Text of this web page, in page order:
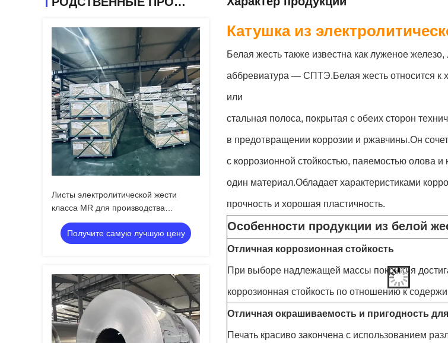
Листы электролитической жести
класса MR для производства
консервных банок
Получите самую лучшую цену
Катушка из
Белая жесть также известна как луженое
аббревиатура — СПТЭ.Белая жесть относится к
или
стальная полоса, покрытая с обеих сторон
в предотвращении коррозии и ржавчины.Он
с коррозионной стойкостью, паяемостью олова
один материал.Обладает характеристиками
прочность и хорошая пластичность.
Особенности продукции из белой
Отличная коррозионная стойкость
При выборе надлежащей массы покрытия
коррозионная стойкость по отношению к
Отличная окрашиваемость и пригодность
Печать красиво закончена с использованием